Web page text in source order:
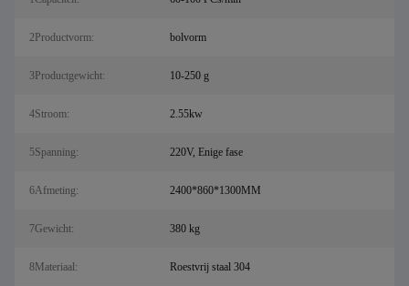
2Productvorm: bolvorm
3Productgewicht: 10-250 g
4Stroom: 2.55kw
5Spanning: 220V, Enige fase
6Afmeting: 2400*860*1300MM
7Gewicht: 380 kg
8Materiaal: Roestvrij staal 304